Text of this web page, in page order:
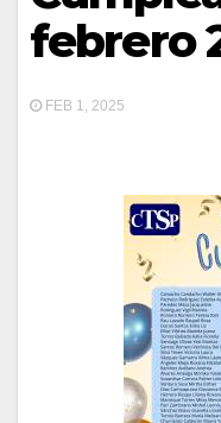
febrero
FEB 1, 2025